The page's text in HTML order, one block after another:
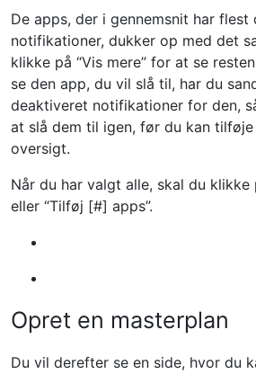
De apps, der i gennemsnit har flest
notifikationer, dukker op med det
klikke på “Vis mere” for at se
se den app, du vil slå til, har du
deaktiveret notifikationer for den,
at slå dem til igen, før du kan
oversigt.
Når du har valgt alle, skal du klikke
eller “Tilføj [#] apps”.
Opret en masterplan
Du vil derefter se en side, hvor du